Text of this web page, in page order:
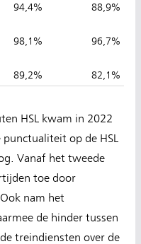
94,4%
88,9%
98,1%
96,7%
89,2% 82,1%
HSL kwam in 2022
op de HSL
Vanaf het tweede
toe door
nam het
de hinder tussen
treindiensten over de